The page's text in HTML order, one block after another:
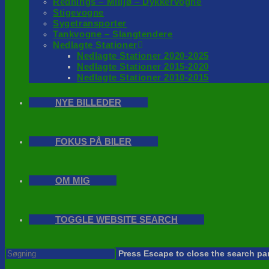
Stigevogne
Sygetransporter
Tankvogne – Slangtendere
Nedlagte Stationer
Nedlagte Stationer 2020-2025
Nedlagte Stationer 2015-2020
Nedlagte Stationer 2010-2015
NYE BILLEDER
FOKUS PÅ BILER
OM MIG
TOGGLE WEBSITE SEARCH
Press Escape to close the search